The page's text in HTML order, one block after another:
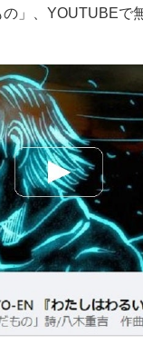
」、YOUTUBEで